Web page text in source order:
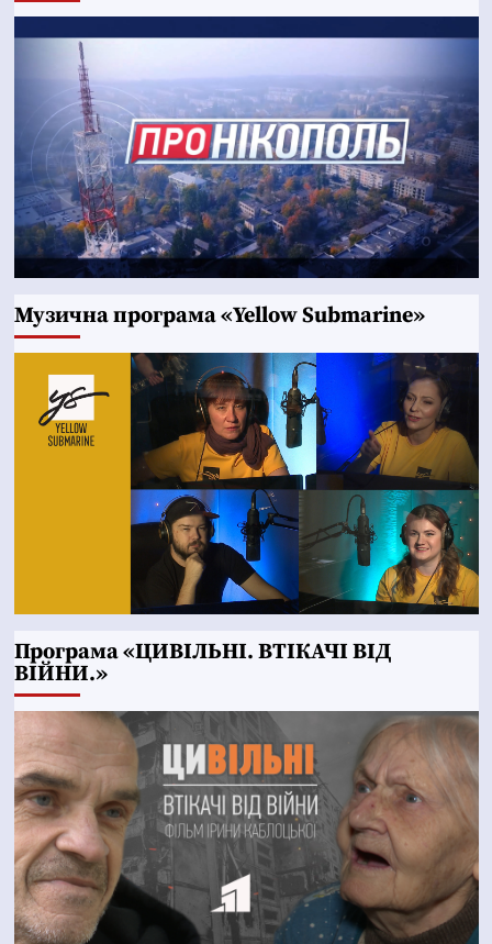
Музична програма «Yellow Submarine»
Програма «ЦИВІЛЬНІ. ВТІКАЧІ ВІД
ВІЙНИ.»